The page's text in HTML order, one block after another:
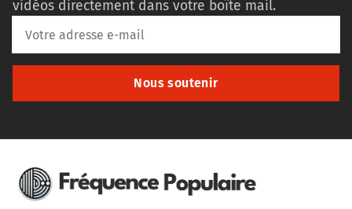
vidéos directement dans votre boîte mail.
Nous soutenir